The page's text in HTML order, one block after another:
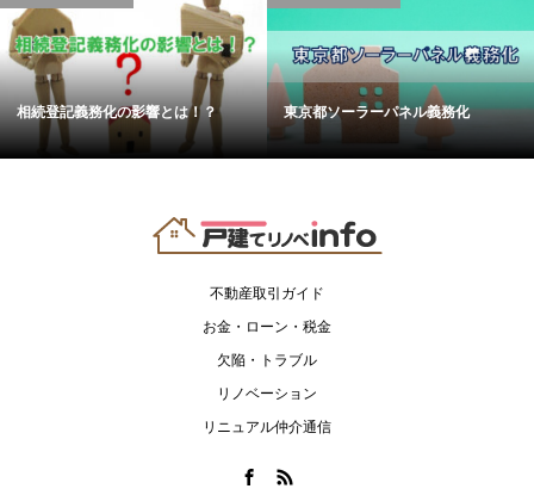
相続登記義務化の影響とは！？ 東京都ソーラーパネル義務化
不動産取引ガイド
お金・ローン・税金
欠陥・トラブル
リノベーション
リニュアル仲介通信